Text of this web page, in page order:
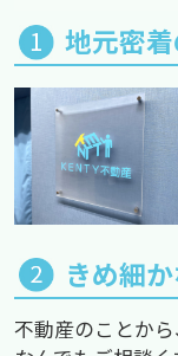
地元密
きめ細
不動産のことから